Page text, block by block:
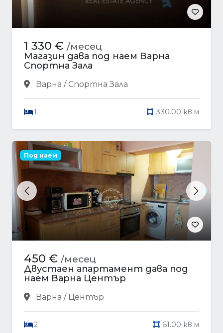
1 330 € /месец
Магазин дава под наем Варна
Спортна Зала
Варна / Спортна Зала
1 330.00 кв.м
Previous Next
Под наем
450 € /месец
Двустаен апартамент дава под
наем Варна Център
Варна / Център
2 61.00 кв.м